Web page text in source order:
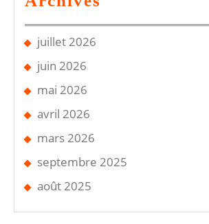
juillet 2026
juin 2026
mai 2026
avril 2026
mars 2026
septembre 2025
août 2025